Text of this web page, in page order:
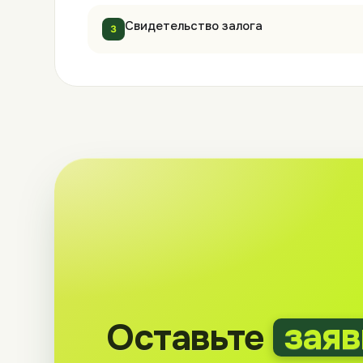
3 Свидетельство залога
Оставьте